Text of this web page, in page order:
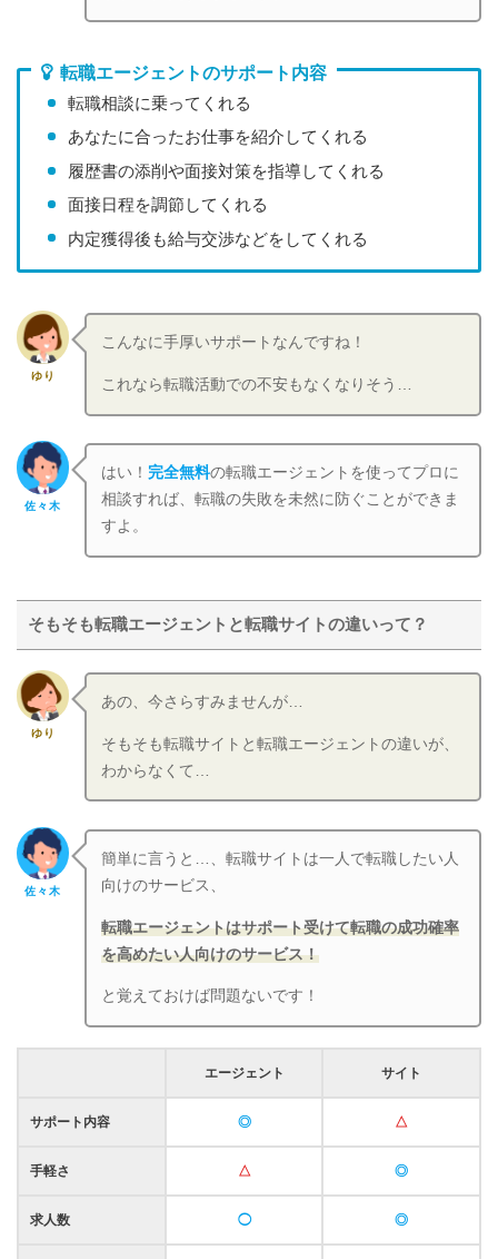
転職エージェントのサポート内容
転職相談に乗ってくれる
あなたに合ったお仕事を紹介してくれる
履歴書の添削や面接対策を指導してくれる
面接日程を調節してくれる
内定獲得後も給与交渉などをしてくれる
ゆり
こんなに手厚いサポートなんですね！
これなら転職活動での不安もなくなりそう…
佐々木
はい！ 完全無料の転職エージェントを使ってプロに
相談すれば、転職の失敗を未然に防ぐことができま
すよ。
そもそも転職エージェントと転職サイトの違いって？
ゆり
あの、今さらすみませんが…
そもそも転職サイトと転職エージェントの違いが、
わからなくて…
佐々木
簡単に言うと…、転職サイトは一人で転職したい人
向けのサービス、
転職エージェントはサポート受けて転職の成功確率
を高めたい人向けのサービス！
と覚えておけば問題ないです！
エージェント サイト
サポート内容 ◎ △
手軽さ △ ◎
求人数 ◯ ◎